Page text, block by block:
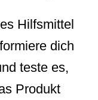
Hilfsmittel
dich
teste es,
Produkt